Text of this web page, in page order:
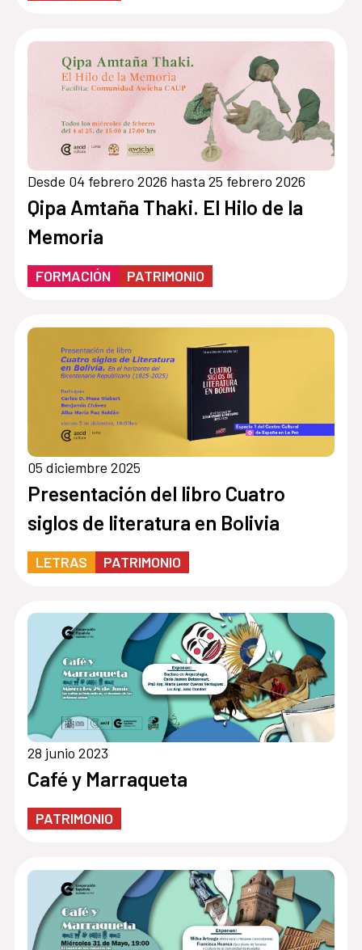
Desde 04 febrero 2026 hasta 25 febrero 2026
Qipa Amtaña Thaki. El Hilo de la
Memoria
FORMACIÓN PATRIMONIO
05 diciembre 2025
Presentación del libro Cuatro
siglos de literatura en Bolivia
LETRAS PATRIMONIO
28 junio 2023
Café y Marraqueta
PATRIMONIO